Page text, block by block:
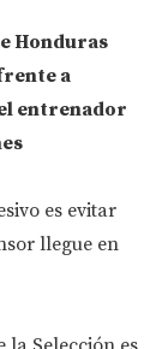
Honduras
a
entrenador
es evitar
llegue en